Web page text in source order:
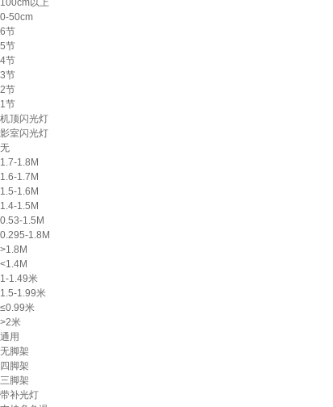
100cm以上
0-50cm
6节
5节
4节
3节
2节
1节
机顶闪光灯
影室闪光灯
无
1.7-1.8M
1.6-1.7M
1.5-1.6M
1.4-1.5M
0.53-1.5M
0.295-1.8M
>1.8M
<1.4M
1-1.49米
1.5-1.99米
≤0.99米
>2米
通用
无脚架
四脚架
三脚架
带补光灯